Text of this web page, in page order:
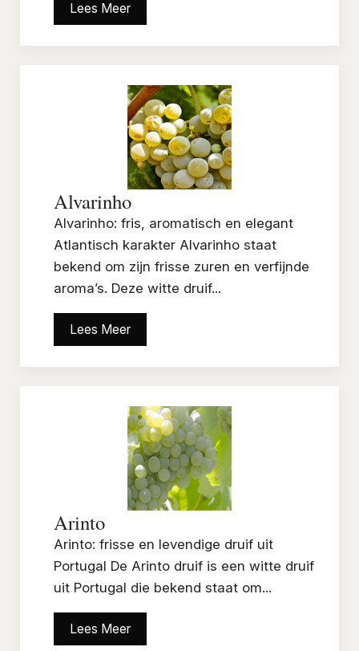
Lees Meer
Alvarinho
Alvarinho: fris, aromatisch en elegant
Atlantisch karakter Alvarinho staat
bekend om zijn frisse zuren en verfijnde
aroma’s. Deze witte druif...
Lees Meer
Arinto
Arinto: frisse en levendige druif uit
Portugal De Arinto druif is een witte druif
uit Portugal die bekend staat om...
Lees Meer